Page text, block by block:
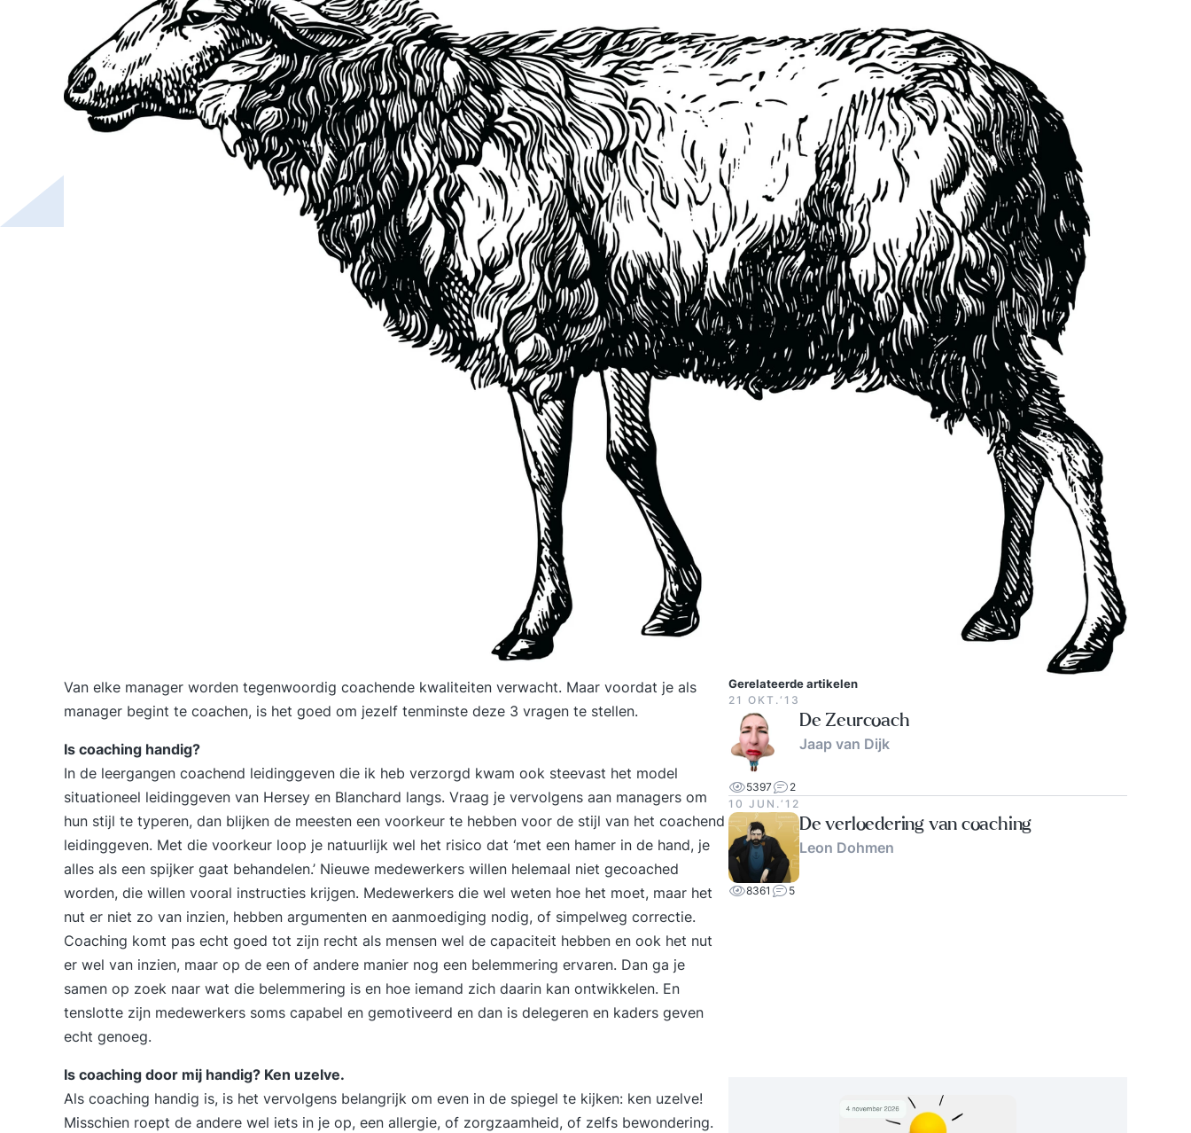
Van elke manager worden tegenwoordig coachende kwaliteiten verwacht. Maar voordat je als
manager begint te coachen, is het goed om jezelf tenminste deze 3 vragen te stellen.
Is coaching handig?
In de leergangen coachend leidinggeven die ik heb verzorgd kwam ook steevast het model
situationeel leidinggeven van Hersey en Blanchard langs. Vraag je vervolgens aan managers om
hun stijl te typeren, dan blijken de meesten een voorkeur te hebben voor de stijl van het coachend
leidinggeven. Met die voorkeur loop je natuurlijk wel het risico dat ‘met een hamer in de hand, je
alles als een spijker gaat behandelen.’ Nieuwe medewerkers willen helemaal niet gecoached
worden, die willen vooral instructies krijgen. Medewerkers die wel weten hoe het moet, maar het
nut er niet zo van inzien, hebben argumenten en aanmoediging nodig, of simpelweg correctie.
Coaching komt pas echt goed tot zijn recht als mensen wel de capaciteit hebben en ook het nut
er wel van inzien, maar op de een of andere manier nog een belemmering ervaren. Dan ga je
samen op zoek naar wat die belemmering is en hoe iemand zich daarin kan ontwikkelen. En
tenslotte zijn medewerkers soms capabel en gemotiveerd en dan is delegeren en kaders geven
echt genoeg.
Is coaching door mij handig? Ken uzelve.
Als coaching handig is, is het vervolgens belangrijk om even in de spiegel te kijken: ken uzelve!
Misschien roept de andere wel iets in je op, een allergie, of zorgzaamheid, of zelfs bewondering.
Gerelateerde artikelen
21 OKT.‘13
De Zeurcoach
Jaap van Dijk
5397
2
10 JUN.‘12
De verloedering van coaching
Leon Dohmen
8361 5